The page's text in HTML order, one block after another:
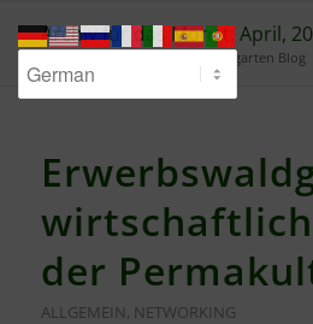
Archiv für das Monat: April,
Waldgarten Blog
der
ALLGEMEIN, NETWORKING